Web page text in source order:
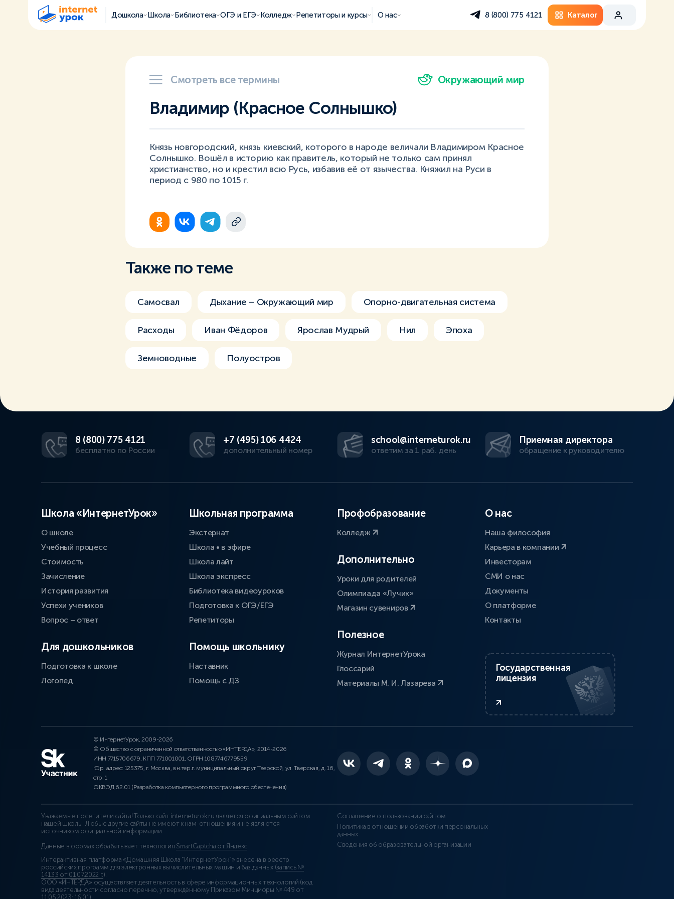
Дошкола Школа Библиотека ОГЭ и ЕГЭ Колледж Репетиторы и курсы О нас 8 (800) 775 4121 Каталог
Смотреть все термины Окружающий мир
Владимир (Красное Солнышко)
Князь новгородский, князь киевский, которого в народе величали Владимиром Красное
Солнышко. Вошёл в историю как правитель, который не только сам принял
христианство, но и крестил всю Русь, избавив её от язычества. Княжил на Руси в
период с 980 по 1015 г.
Также по теме
Самосвал Дыхание – Окружающий мир Опорно-двигательная система
Расходы Иван Фёдоров Ярослав Мудрый Нил Эпоха
Земноводные Полуостров
8 (800) 775 4121
бесплатно по России
+7 (495) 106 4424
дополнительный номер
school@interneturok.ru
ответим за 1 раб. день
Приемная директора
обращение к руководителю
Школа «ИнтернетУрок»
О школе
Учебный процесс
Стоимость
Зачисление
История развития
Успехи учеников
Вопрос – ответ
Для дошкольников
Подготовка к школе
Логопед
Школьная программа
Экстернат
Школа • в эфире
Школа лайт
Школа экспресс
Библиотека видеоуроков
Подготовка к ОГЭ/ЕГЭ
Репетиторы
Помощь школьнику
Наставник
Помощь с ДЗ
Профобразование
Колледж
Дополнительно
Уроки для родителей
Олимпиада «Лучик»
Магазин сувениров
Полезное
Журнал ИнтернетУрока
Глоссарий
Материалы М. И. Лазарева
О нас
Наша философия
Карьера в компании
Инвесторам
СМИ о нас
Документы
О платформе
Контакты
Государственная
лицензия
© ИнтернетУрок, 2009-2026
© Общество с ограниченной ответственностью «ИНТЕРДА», 2014-2026
ИНН 7715706679, КПП 771001001, ОГРН 1087746779559
Юр. адрес: 125375, г. Москва, вн.тер.г. муниципальный округ Тверской, ул. Тверская, д. 16,
стр. 1
ОКВЭД 62.01 (Разработка компьютерного программного обеспечения)
Уважаемые посетители сайта! Только сайт interneturok.ru является официальным сайтом
нашей школы! Любые другие сайты не имеют к нам отношения и не являются
источником официальной информации.
Данные в формах обрабатывает технология SmartCaptcha от Яндекс
Интерактивная платформа «Домашняя Школа “ИнтернетУрок”» внесена в реестр
российских программ для электронных вычислительных машин и баз данных (запись №
14133 от 01.07.2022 г.).
ООО «ИНТЕРДА» осуществляет деятельность в сфере информационных технологий (код
вида деятельности согласно перечню, утверждённому Приказом Минцифры № 449 от
11.05.2023: 16.01)
Соглашение о пользовании сайтом
Политика в отношении обработки персональных
данных
Сведения об образовательной организации